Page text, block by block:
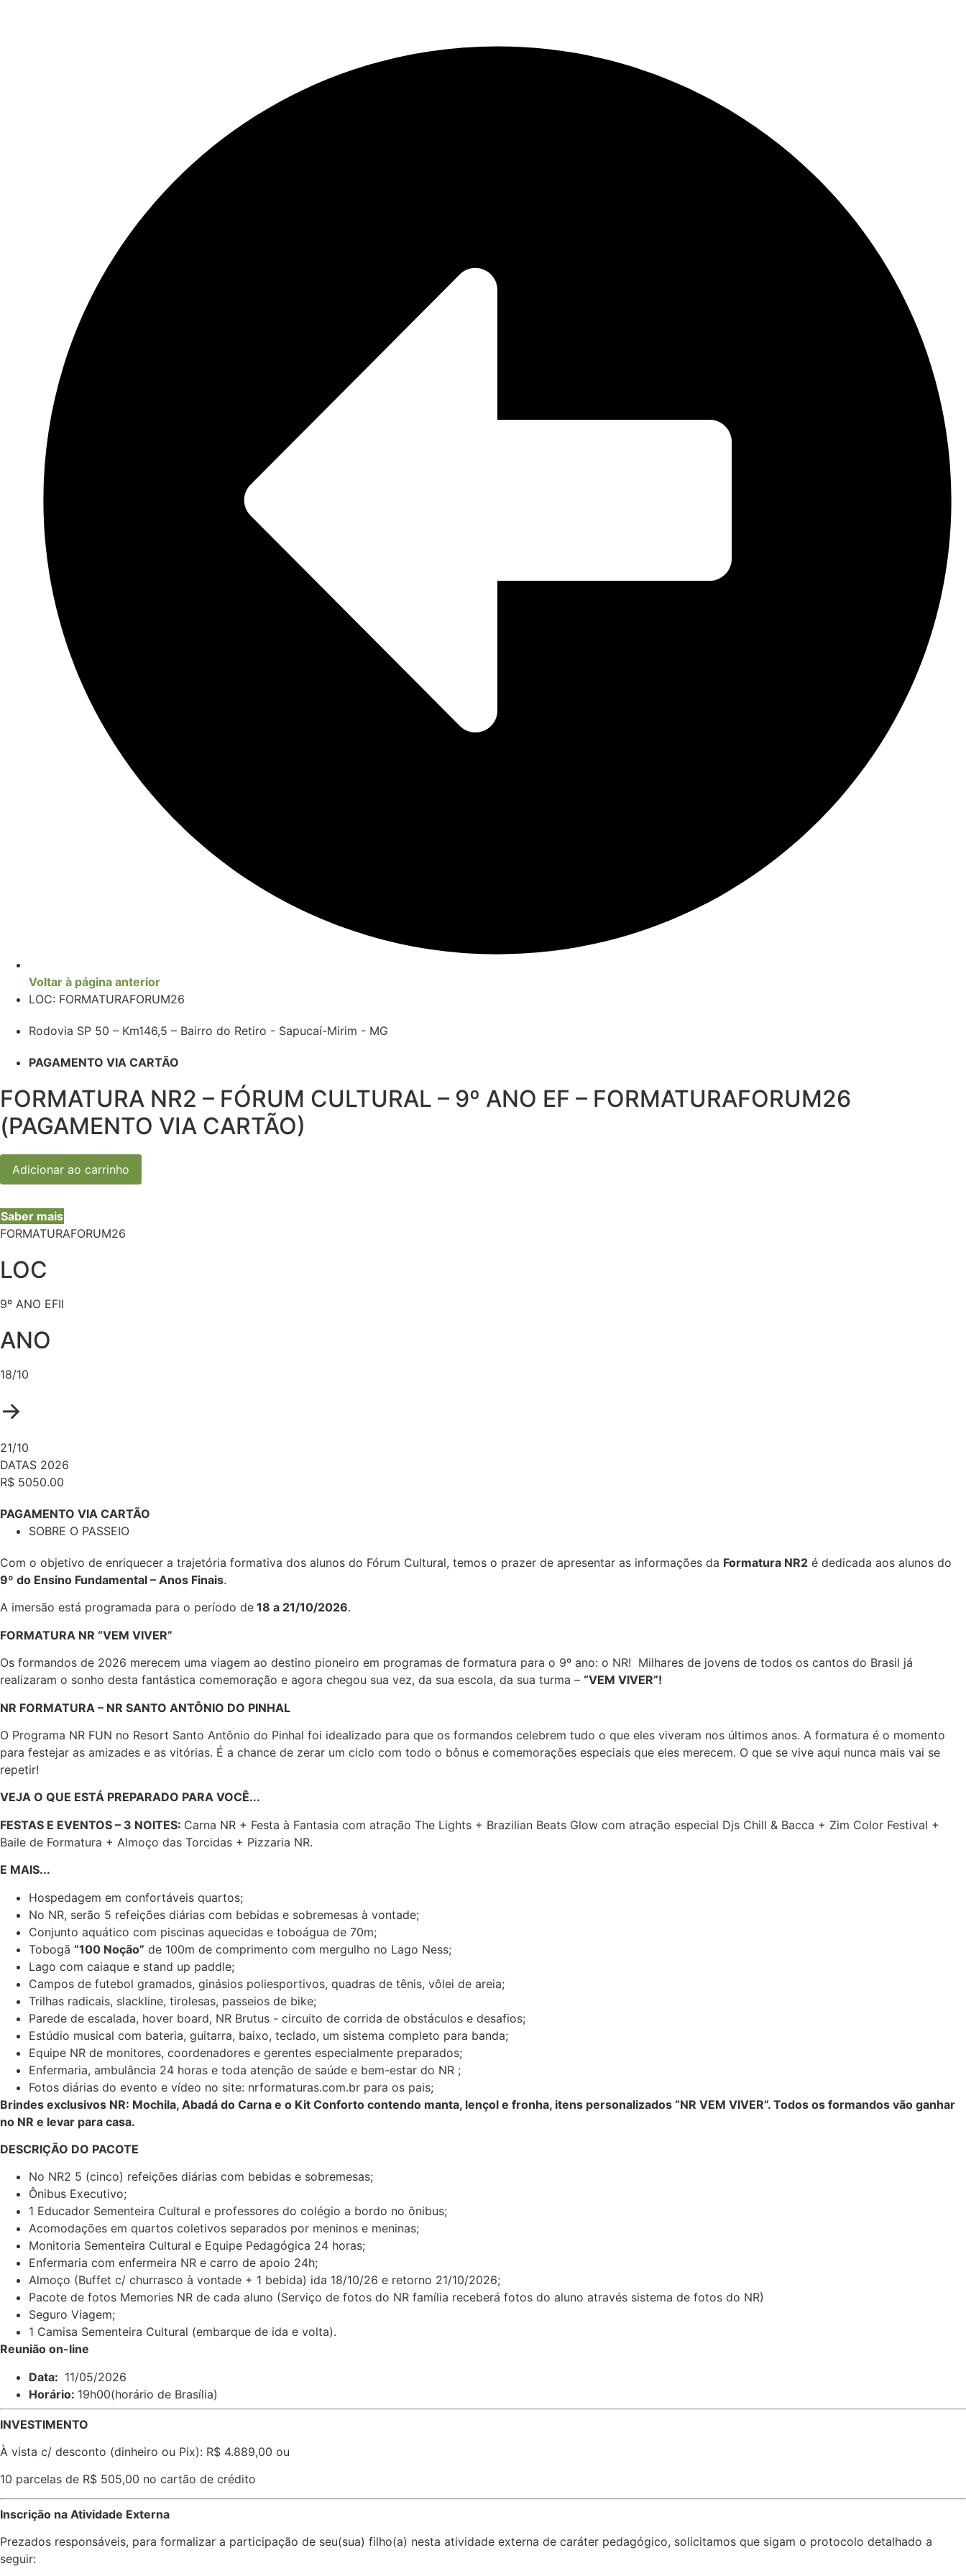
Voltar à página anterior
LOC: FORMATURAFORUM26
Rodovia SP 50 – Km146,5 – Bairro do Retiro - Sapucaí-Mirim - MG
PAGAMENTO VIA CARTÃO
FORMATURA NR2 – FÓRUM CULTURAL – 9º ANO EF – FORMATURAFORUM26
(PAGAMENTO VIA CARTÃO)
FORMATURA
NR2
-
CULTURAL
-
9º
ANO
-
FORMATURAFORUM26
VIA
CARTÃO)
Adicionar ao carrinho
Saber mais
FORMATURAFORUM26
LOC
9º ANO EFII
ANO
18/10
→
21/10
DATAS 2026
R$ 5050.00
PAGAMENTO VIA CARTÃO
SOBRE O PASSEIO
Com o objetivo de enriquecer a trajetória formativa dos alunos do Fórum Cultural, temos o prazer de apresentar as informações da Formatura NR2 é dedicada aos alunos do
9º do Ensino Fundamental – Anos Finais.
A imersão está programada para o período de 18 a 21/10/2026.
FORMATURA NR “VEM VIVER”
Os formandos de 2026 merecem uma viagem ao destino pioneiro em programas de formatura para o 9º ano: o NR! Milhares de jovens de todos os cantos do Brasil já
realizaram o sonho desta fantástica comemoração e agora chegou sua vez, da sua escola, da sua turma – “VEM VIVER”!
NR FORMATURA – NR SANTO ANTÔNIO DO PINHAL
O Programa NR FUN no Resort Santo Antônio do Pinhal foi idealizado para que os formandos celebrem tudo o que eles viveram nos últimos anos. A formatura é o momento
para festejar as amizades e as vitórias. É a chance de zerar um ciclo com todo o bônus e comemorações especiais que eles merecem. O que se vive aqui nunca mais vai se
repetir!
VEJA O QUE ESTÁ PREPARADO PARA VOCÊ...
FESTAS E EVENTOS – 3 NOITES: Carna NR + Festa à Fantasia com atração The Lights + Brazilian Beats Glow com atração especial Djs Chill & Bacca + Zim Color Festival +
Baile de Formatura + Almoço das Torcidas + Pizzaria NR.
E MAIS...
Hospedagem em confortáveis quartos;
No NR, serão 5 refeições diárias com bebidas e sobremesas à vontade;
Conjunto aquático com piscinas aquecidas e toboágua de 70m;
Tobogã “100 Noção” de 100m de comprimento com mergulho no Lago Ness;
Lago com caiaque e stand up paddle;
Campos de futebol gramados, ginásios poliesportivos, quadras de tênis, vôlei de areia;
Trilhas radicais, slackline, tirolesas, passeios de bike;
Parede de escalada, hover board, NR Brutus - circuito de corrida de obstáculos e desafios;
Estúdio musical com bateria, guitarra, baixo, teclado, um sistema completo para banda;
Equipe NR de monitores, coordenadores e gerentes especialmente preparados;
Enfermaria, ambulância 24 horas e toda atenção de saúde e bem-estar do NR ;
Fotos diárias do evento e vídeo no site: nrformaturas.com.br para os pais;
Brindes exclusivos NR: Mochila, Abadá do Carna e o Kit Conforto contendo manta, lençol e fronha, itens personalizados “NR VEM VIVER”. Todos os formandos vão ganhar
no NR e levar para casa.
DESCRIÇÃO DO PACOTE
No NR2 5 (cinco) refeições diárias com bebidas e sobremesas;
Ônibus Executivo;
1 Educador Sementeira Cultural e professores do colégio a bordo no ônibus;
Acomodações em quartos coletivos separados por meninos e meninas;
Monitoria Sementeira Cultural e Equipe Pedagógica 24 horas;
Enfermaria com enfermeira NR e carro de apoio 24h;
Almoço (Buffet c/ churrasco à vontade + 1 bebida) ida 18/10/26 e retorno 21/10/2026;
Pacote de fotos Memories NR de cada aluno (Serviço de fotos do NR família receberá fotos do aluno através sistema de fotos do NR)
Seguro Viagem;
1 Camisa Sementeira Cultural (embarque de ida e volta).
Reunião on-line
Data: 11/05/2026
Horário: 19h00(horário de Brasília)
INVESTIMENTO
À vista c/ desconto (dinheiro ou Pix): R$ 4.889,00 ou
10 parcelas de R$ 505,00 no cartão de crédito
Inscrição na Atividade Externa
Prezados responsáveis, para formalizar a participação de seu(sua) filho(a) nesta atividade externa de caráter pedagógico, solicitamos que sigam o protocolo detalhado a
seguir: